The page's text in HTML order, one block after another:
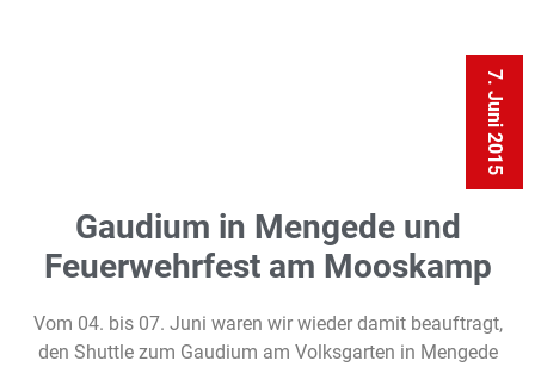
7. Juni 2015
Gaudium in Mengede und
Feuerwehrfest am Mooskamp
Vom 04. bis 07. Juni waren wir wieder damit beauftragt,
den Shuttle zum Gaudium am Volksgarten in Mengede